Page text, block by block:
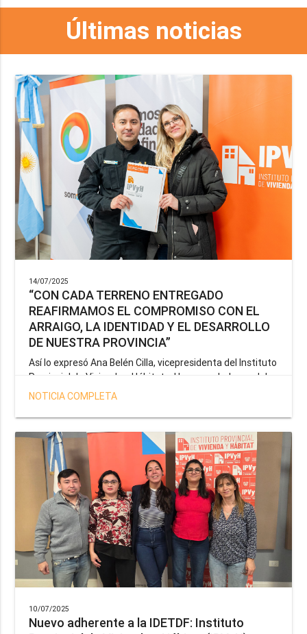
Últimas noticias
14/07/2025
“CON CADA TERRENO ENTREGADO
REAFIRMAMOS EL COMPROMISO CON EL
ARRAIGO, LA IDENTIDAD Y EL DESARROLLO
DE NUESTRA PROVINCIA”
Así lo expresó Ana Belén Cilla, vicepresidenta del Instituto
Provincial de Vivienda y Hábitat, al hacer un balance del
trabajo del organismo en el marco de la operatoria
salud y seguridad impulsada por el gobernador Gustavo
Melella.
NOTICIA COMPLETA
10/07/2025
Nuevo adherente a la IDETDF: Instituto